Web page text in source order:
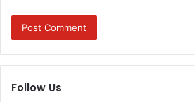
Follow Us